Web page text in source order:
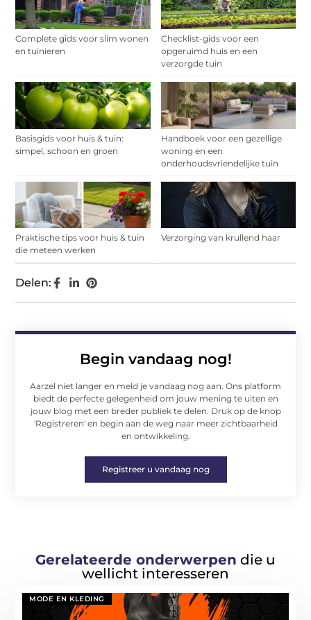
Complete gids voor slim wonen
en tuinieren
Checklist-gids voor een
opgeruimd huis en een
verzorgde tuin
Basisgids voor huis & tuin:
simpel, schoon en groen
Handboek voor een gezellige
woning en een
onderhoudsvriendelijke tuin
Praktische tips voor huis & tuin
die meteen werken
Verzorging van krullend haar
Begin vandaag nog!
Aarzel niet langer en meld je vandaag nog aan. Ons platform
biedt de perfecte gelegenheid om jouw mening te uiten en
jouw blog met een breder publiek te delen. Druk op de knop
'Registreren' en begin aan de weg naar meer zichtbaarheid
en ontwikkeling.
Registreer u vandaag nog
Delen:
Gerelateerde onderwerpen die u
wellicht interesseren
MODE EN KLEDING